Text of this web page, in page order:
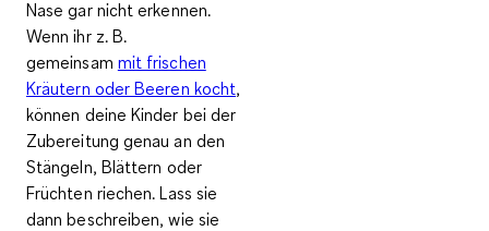
Nase gar nicht erkennen.
Wenn ihr z. B.
gemeinsam mit frischen
Kräutern oder Beeren kocht,
können deine Kinder bei der
Zubereitung genau an den
Stängeln, Blättern oder
Früchten riechen. Lass sie
dann beschreiben, wie sie